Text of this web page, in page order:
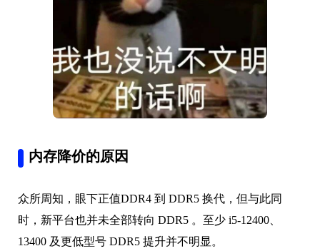
内存降价的原因
众所周知，眼下正值DDR4 到 DDR5 换代，但与此同
时，新平台也并未全部转向 DDR5 。至少 i5-12400、
13400 及更低型号 DDR5 提升并不明显。